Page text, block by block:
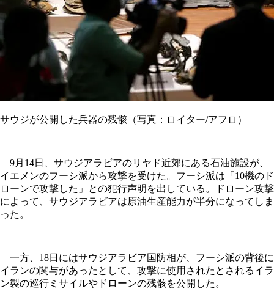
サウジが公開した兵器の残骸（写真：ロイター/アフロ）
9月14日、サウジアラビアのリヤド近郊にある石油施設が、
イエメンのフーシ派から攻撃を受けた。フーシ派は「10機のド
ローンで攻撃した」との犯行声明を出している。ドローン攻撃
によって、サウジアラビアは原油生産能力が半分になってしま
った。
一方、18日にはサウジアラビア国防相が、フーシ派の背後に
イランの関与があったとして、攻撃に使用されたとされるイラ
ン製の巡行ミサイルやドローンの残骸を公開した。